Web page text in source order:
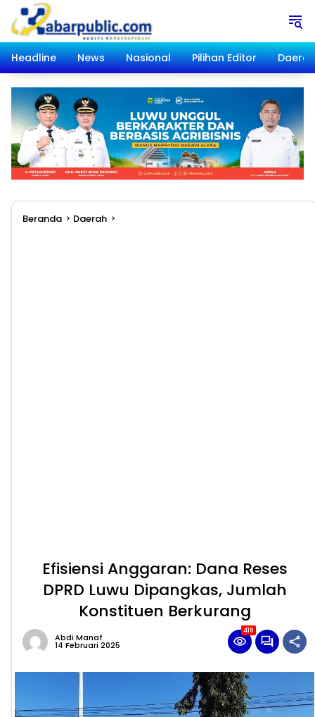
Langsung
konten
Headline
News Nasional Pilihan Editor Daerah
Beranda Daerah
Efisiensi Anggaran: Dana Reses
DPRD Luwu Dipangkas, Jumlah
Konstituen Berkurang
Abdi Manaf
14 Februari 2025
418